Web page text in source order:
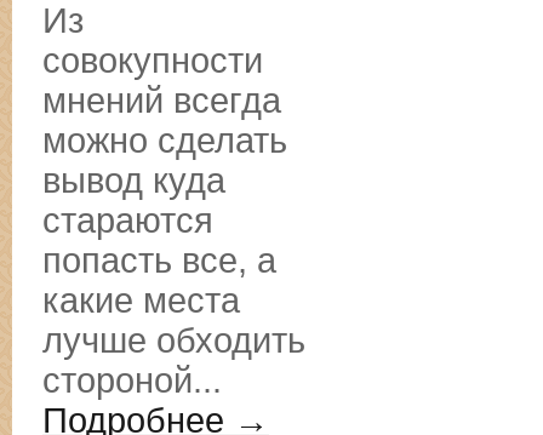
Из
совокупности
мнений всегда
можно сделать
вывод куда
стараются
попасть все, а
какие места
лучше обходить
стороной...
Подробнее →